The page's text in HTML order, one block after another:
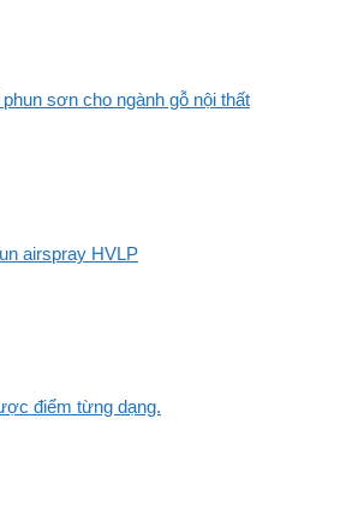
sơn cho ngành gỗ nội thất
airspray HVLP
điểm từng dạng.